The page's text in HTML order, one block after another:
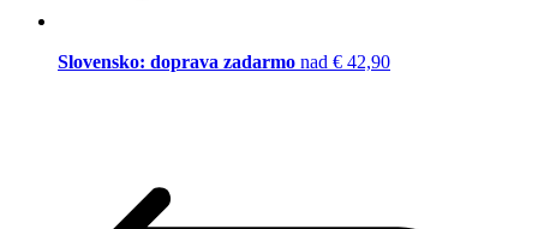
Slovensko: doprava zadarmo nad € 42,90